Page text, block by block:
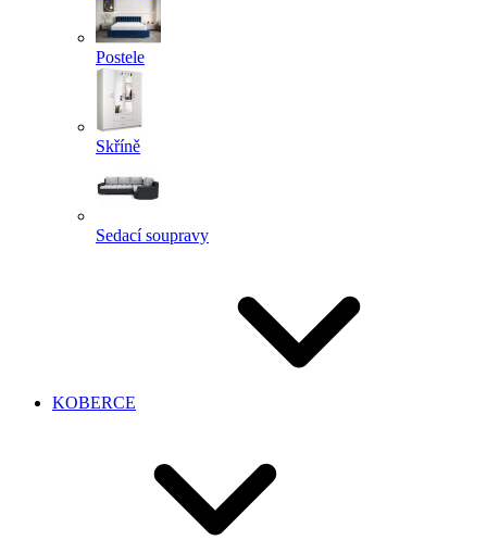
Postele
Skříně
Sedací soupravy
KOBERCE